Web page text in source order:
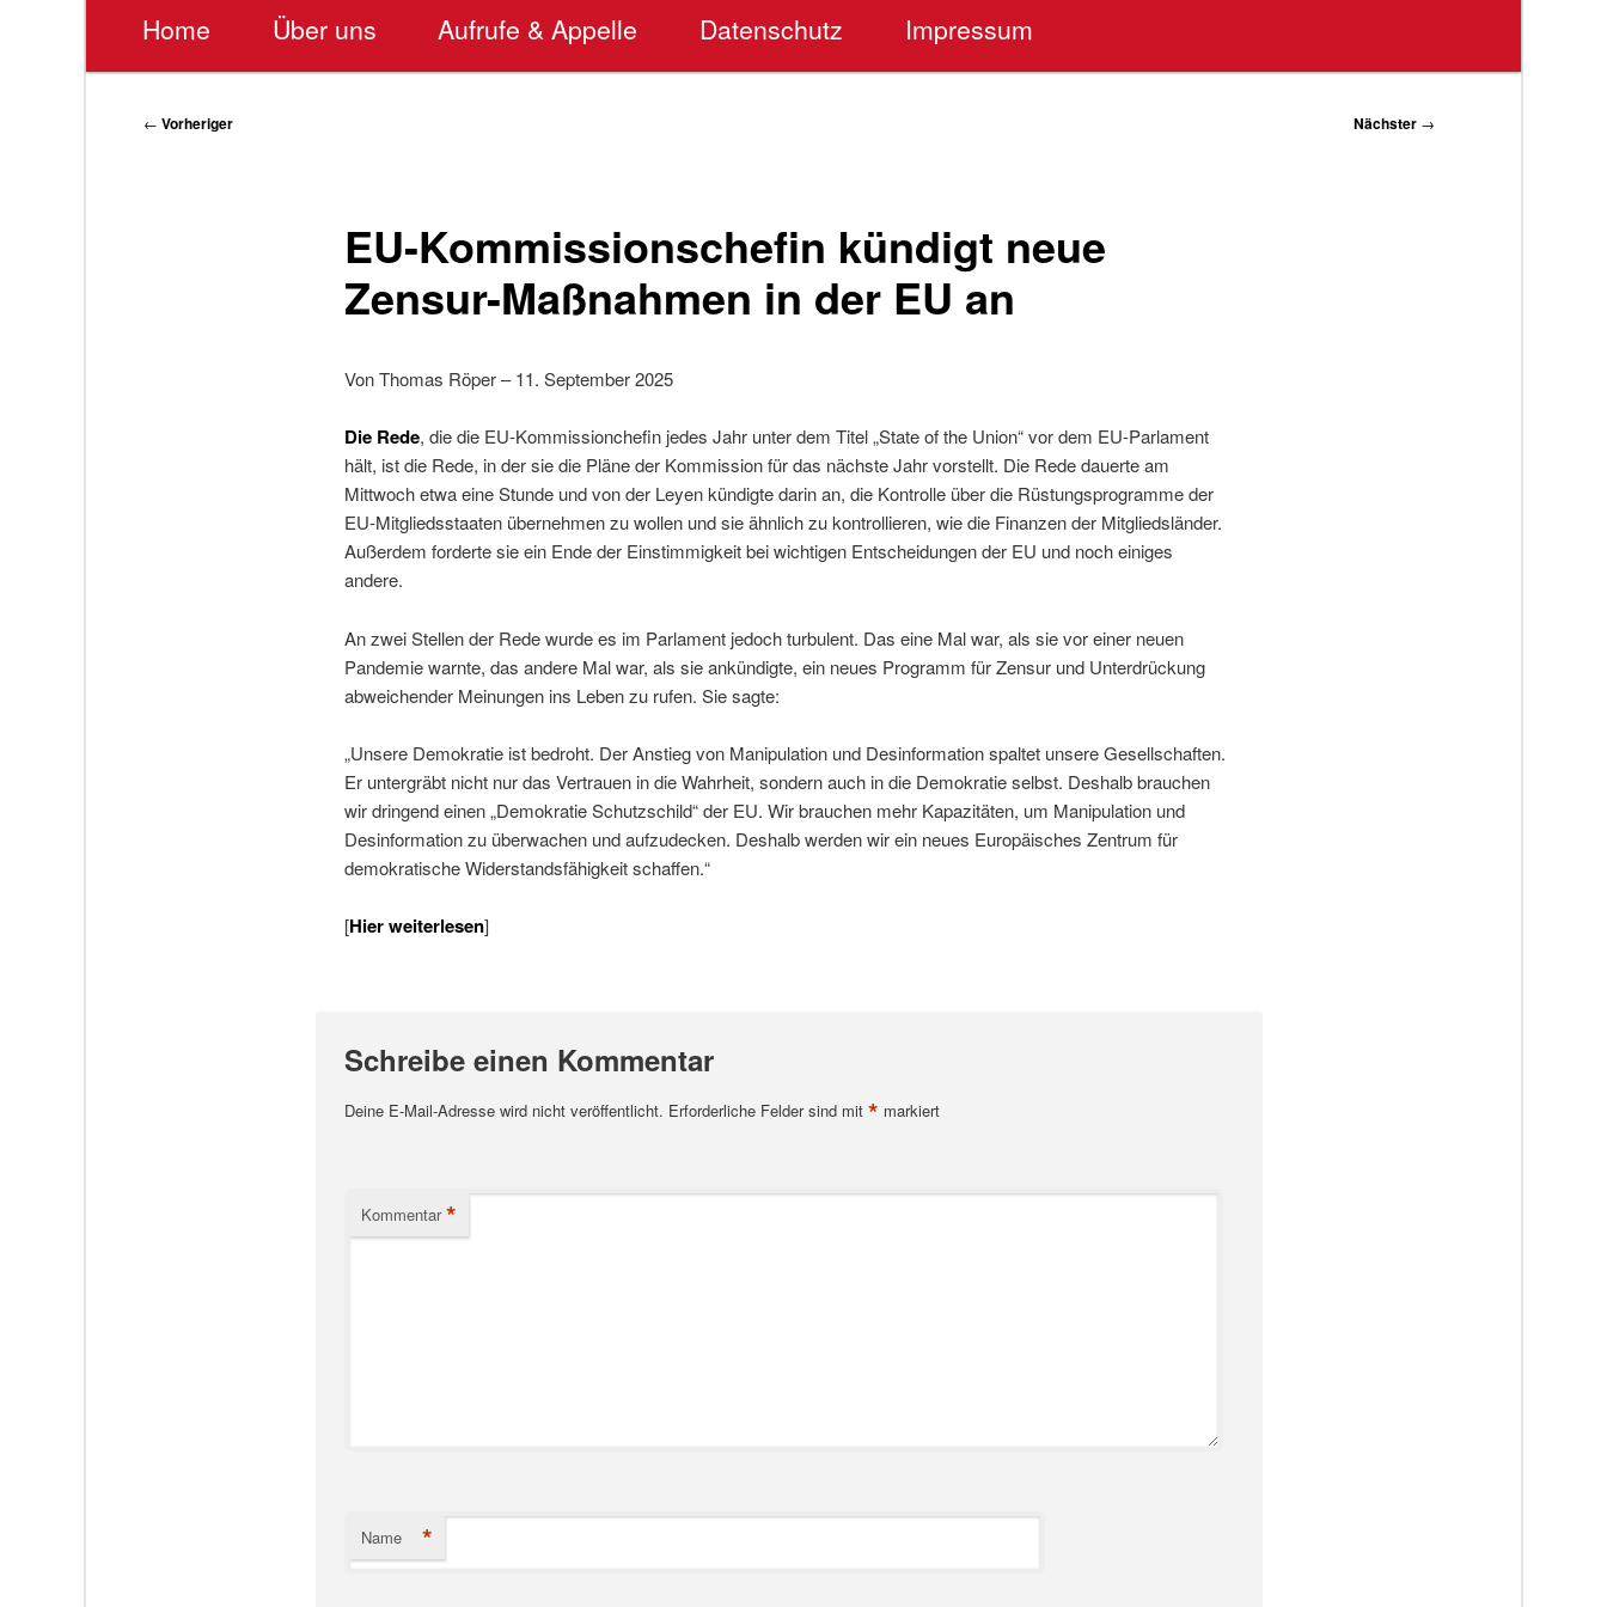
Home Über uns Aufrufe & Appelle Datenschutz Impressum
Beitragsnavigation
← Vorheriger Nächster →
EU-Kommissionschefin kündigt neue
Zensur-Maßnahmen in der EU an
Von Thomas Röper – 11. September 2025
Die Rede, die die EU-Kommissionchefin jedes Jahr unter dem Titel „State of the Union“ vor dem EU-Parlament
hält, ist die Rede, in der sie die Pläne der Kommission für das nächste Jahr vorstellt. Die Rede dauerte am
Mittwoch etwa eine Stunde und von der Leyen kündigte darin an, die Kontrolle über die Rüstungsprogramme der
EU-Mitgliedsstaaten übernehmen zu wollen und sie ähnlich zu kontrollieren, wie die Finanzen der Mitgliedsländer.
Außerdem forderte sie ein Ende der Einstimmigkeit bei wichtigen Entscheidungen der EU und noch einiges
andere.
An zwei Stellen der Rede wurde es im Parlament jedoch turbulent. Das eine Mal war, als sie vor einer neuen
Pandemie warnte, das andere Mal war, als sie ankündigte, ein neues Programm für Zensur und Unterdrückung
abweichender Meinungen ins Leben zu rufen. Sie sagte:
„Unsere Demokratie ist bedroht. Der Anstieg von Manipulation und Desinformation spaltet unsere Gesellschaften.
Er untergräbt nicht nur das Vertrauen in die Wahrheit, sondern auch in die Demokratie selbst. Deshalb brauchen
wir dringend einen „Demokratie Schutzschild“ der EU. Wir brauchen mehr Kapazitäten, um Manipulation und
Desinformation zu überwachen und aufzudecken. Deshalb werden wir ein neues Europäisches Zentrum für
demokratische Widerstandsfähigkeit schaffen.“
[Hier weiterlesen]
Schreibe einen Kommentar
Deine E-Mail-Adresse wird nicht veröffentlicht. Erforderliche Felder sind mit * markiert
Kommentar *
Name *